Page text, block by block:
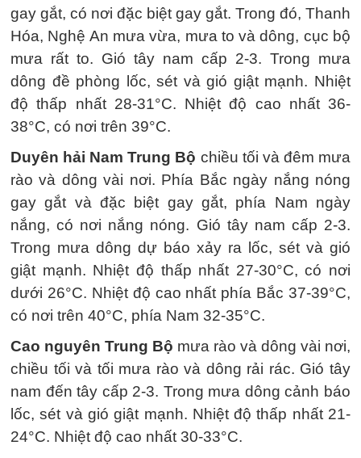
gay gắt, có nơi đặc biệt gay gắt. Trong đó, Thanh
Hóa, Nghệ An mưa vừa, mưa to và dông, cục bộ
mưa rất to. Gió tây nam cấp 2-3. Trong mưa
dông đề phòng lốc, sét và gió giật mạnh. Nhiệt
độ thấp nhất 28-31°C. Nhiệt độ cao nhất 36-
38°C, có nơi trên 39°C.
Duyên hải Nam Trung Bộ chiều tối và đêm mưa
rào và dông vài nơi. Phía Bắc ngày nắng nóng
gay gắt và đặc biệt gay gắt, phía Nam ngày
nắng, có nơi nắng nóng. Gió tây nam cấp 2-3.
Trong mưa dông dự báo xảy ra lốc, sét và gió
giật mạnh. Nhiệt độ thấp nhất 27-30°C, có nơi
dưới 26°C. Nhiệt độ cao nhất phía Bắc 37-39°C,
có nơi trên 40°C, phía Nam 32-35°C.
Cao nguyên Trung Bộ mưa rào và dông vài nơi,
chiều tối và tối mưa rào và dông rải rác. Gió tây
nam đến tây cấp 2-3. Trong mưa dông cảnh báo
lốc, sét và gió giật mạnh. Nhiệt độ thấp nhất 21-
24°C. Nhiệt độ cao nhất 30-33°C.